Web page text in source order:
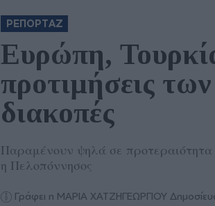
ΡΕΠΟΡΤΑΖ
Ευρώπη,
προτιμήσεις
διακοπές
Παραμένουν ψηλά σε προτεραιότητα
η Πελοπόννησος
Γράφει η ΜΑΡΙΑ ΧΑΤΖΗΓΕΩΡΓΙΟΥ